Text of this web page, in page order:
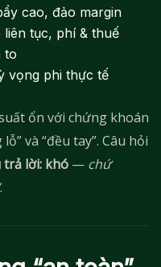
cao, đảo margin
liên tục, phí & thuế
to
vọng phi thực tế
ổn với chứng khoán
và “đều tay”. Câu hỏi
trả lời: khó — chứ
.